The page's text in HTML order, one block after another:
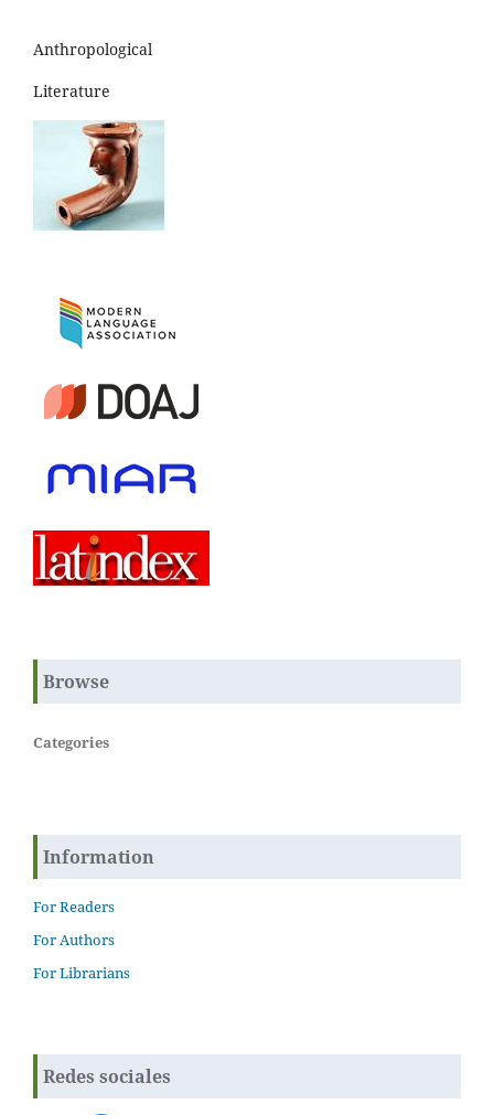
Anthropological
Literature
Browse
Categories
Information
For Readers
For Authors
For Librarians
Redes sociales